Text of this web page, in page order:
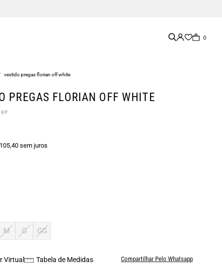
0
vestido pregas florian off white
PREGAS FLORIAN OFF WHITE
sem juros
M G GG
Virtual Tabela de Medidas Compartilhar Pelo Whatsapp